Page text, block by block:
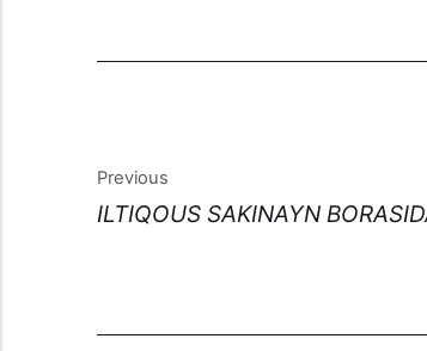
Previous
ILTIQOUS SAKINAYN